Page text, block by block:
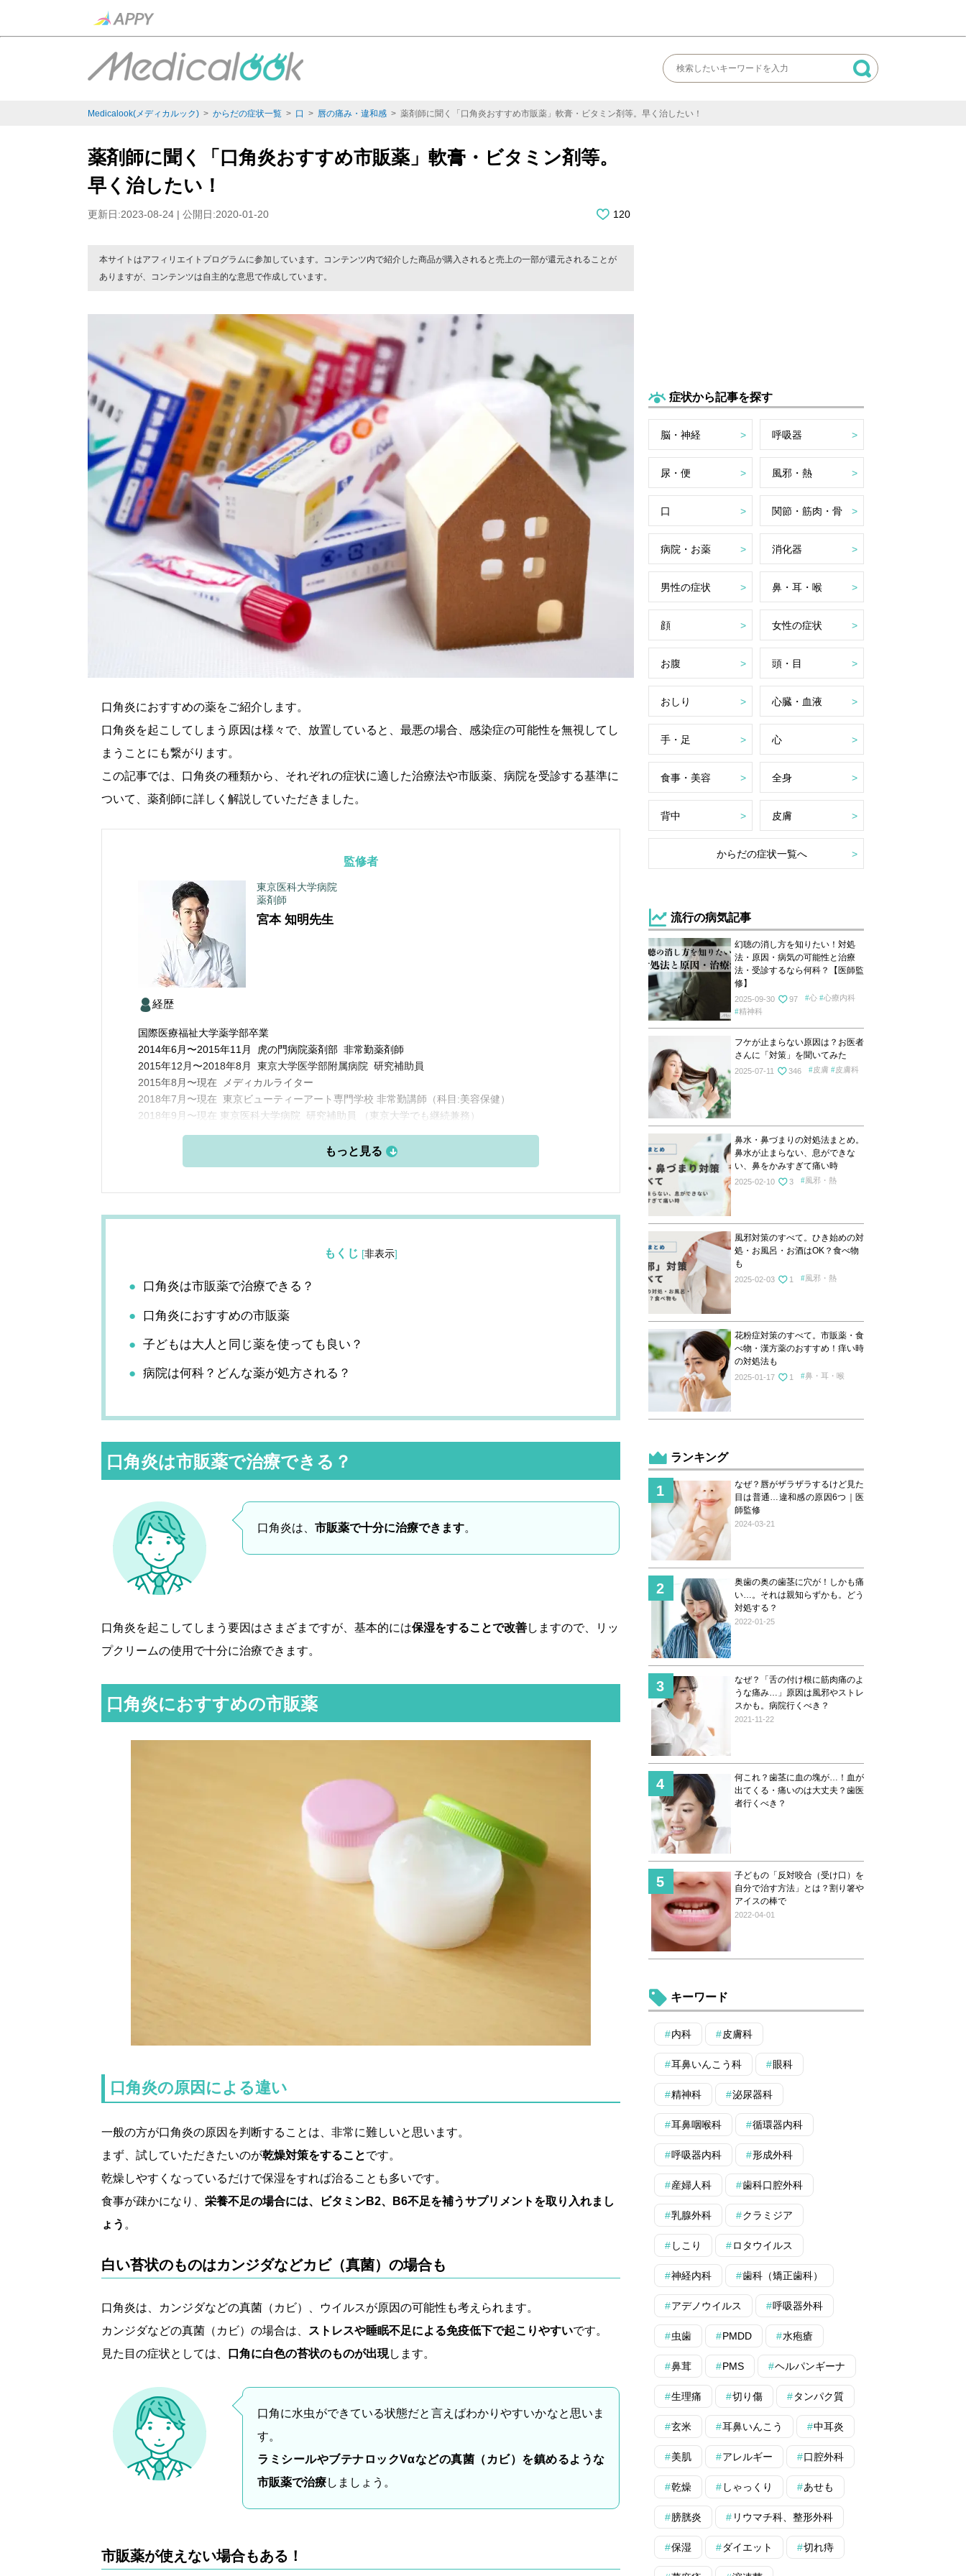
Medicalook(メディカルック) > からだの症状一覧 > 口 > 唇の痛み・違和感 > 薬剤師に聞く「口角炎おすすめ市販薬」軟膏・ビタミン剤等。早く治したい！
薬剤師に聞く「口角炎おすすめ市販薬」軟膏・ビタミン剤等。
早く治したい！
更新日:2023-08-24 | 公開日:2020-01-20 120
本サイトはアフィリエイトプログラムに参加しています。コンテンツ内で紹介した商品が購入されると売上の一部が還元されることが
ありますが、コンテンツは自主的な意思で作成しています。
口角炎におすすめの薬をご紹介します。
口角炎を起こしてしまう原因は様々で、放置していると、最悪の場合、感染症の可能性を無視してし
まうことにも繋がります。
この記事では、口角炎の種類から、それぞれの症状に適した治療法や市販薬、病院を受診する基準に
ついて、薬剤師に詳しく解説していただきました。
監修者
東京医科大学病院
薬剤師
宮本 知明先生
経歴
国際医療福祉大学薬学部卒業
2014年6月〜2015年11月 虎の門病院薬剤部 非常勤薬剤師
2015年12月〜2018年8月 東京大学医学部附属病院 研究補助員
2015年8月〜現在 メディカルライター
2018年7月〜現在 東京ビューティーアート専門学校 非常勤講師（科目:美容保健）
2018年9月〜現在 東京医科大学病院 研究補助員 （東京大学でも継続兼務）
もくじ [非表示]
口角炎は市販薬で治療できる？
口角炎におすすめの市販薬
子どもは大人と同じ薬を使っても良い？
病院は何科？どんな薬が処方される？
口角炎は市販薬で治療できる？
口角炎は、 市販薬で十分に治療できます。
口角炎を起こしてしまう要因はさまざまですが、基本的には保湿をすることで改善しますので、リッ
プクリームの使用で十分に治療できます。
口角炎におすすめの市販薬
口角炎の原因による違い
一般の方が口角炎の原因を判断することは、非常に難しいと思います。
まず、試していただきたいのが乾燥対策をすることです。
乾燥しやすくなっているだけで保湿をすれば治ることも多いです。
食事が疎かになり、 栄養不足の場合には、ビタミンB2、B6不足を補うサプリメントを取り入れまし
ょう 。
白い苔状のものはカンジダなどカビ（真菌）の場合も
口角炎は、カンジダなどの真菌（カビ）、ウイルスが原因の可能性も考えられます。
カンジダなどの真菌（カビ）の場合は、
ストレスや睡眠不足による免疫低下で起こりやすいです。
見た目の症状としては、
口角に白色の苔状のものが出現します。
口角に水虫ができている状態だと言えばわかりやすいかなと思いま
す。
ラミシールやブテナロックVαなどの真菌（カビ）を鎮めるような
市販薬で治療しましょう。
市販薬が使えない場合もある！
症状から記事を探す
脳・神経 呼吸器
尿・便 風邪・熱
口 関節・筋肉・骨
病院・お薬 消化器
男性の症状 鼻・耳・喉
顔 女性の症状
お腹 頭・目
おしり 心臓・血液
手・足 心
食事・美容 全身
背中 皮膚
からだの症状一覧へ
流行の病気記事
幻聴の消し方を知りたい！対処
法・原因・病気の可能性と治療
法・受診するなら何科？【医師監
修】
2025-09-30 97 心
心療内科
精神科
フケが止まらない原因は？お医者
さんに「対策」を聞いてみた
2025-07-11 346 皮膚 皮膚科
鼻水・鼻づまりの対処法まとめ。
鼻水が止まらない、息ができな
い、鼻をかみすぎて痛い時
2025-02-10 3 風邪・熱
風邪対策のすべて。ひき始めの対
処・お風呂・お酒はOK？食べ物
も
2025-02-03 1 風邪・熱
花粉症対策のすべて。市販薬・食
べ物・漢方薬のおすすめ！痒い時
の対処法も
2025-01-17 1 鼻・耳・喉
ランキング
なぜ？唇がザラザラするけど見た
目は普通…違和感の原因6つ｜医
師監修
2024-03-21
奥歯の奥の歯茎に穴が！しかも痛
い…。それは親知らずかも。どう
対処する？
2022-01-25
なぜ？「舌の付け根に筋肉痛のよ
うな痛み…」原因は風邪やストレ
スかも。病院行くべき？
2021-11-22
何これ？歯茎に血の塊が…！血が
出てくる・痛いのは大丈夫？歯医
者行くべき？
子どもの「反対咬合（受け口）を
自分で治す方法」とは？割り箸や
アイスの棒で
2022-04-01
キーワード
内科 皮膚科
耳鼻いんこう科 眼科
精神科 泌尿器科
耳鼻咽喉科 循環器内科
呼吸器内科 形成外科
産婦人科 歯科口腔外科
乳腺外科 クラミジア
しこり ロタウイルス
神経内科 歯科（矯正歯科）
アデノウイルス 呼吸器外科
虫歯 PMDD 水疱瘡
鼻茸 PMS ヘルパンギーナ
生理痛 切り傷 タンパク質
玄米 耳鼻いんこう 中耳炎
美肌 アレルギー 口腔外科
乾燥 しゃっくり あせも
膀胱炎 リウマチ科、整形外科
保湿 ダイエット 切れ痔